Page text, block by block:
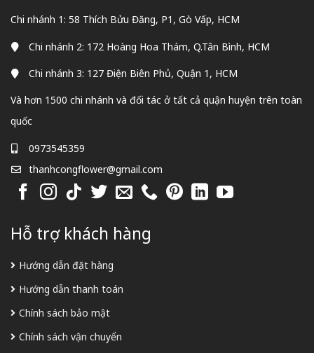
Chi nhánh 1: 58 Thích Bửu Đăng, P1, Gò Vấp, HCM
Chi nhánh 2: 172 Hoàng Hoa Thám, Q.Tân Bình, HCM
Chi nhánh 3: 127 Điện Biên Phủ, Quận 1, HCM
Và hơn 1500 chi nhánh và đối tác ở tất cả quận huyện trên toàn
quốc
0973545359
thanhcongflower@gmail.com
Hỗ trợ khách hàng
Hướng dẫn đặt hàng
Hướng dẫn thanh toán
Chính sách bảo mật
Chính sách vận chuyển